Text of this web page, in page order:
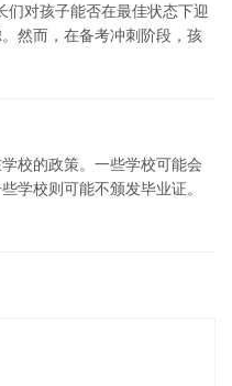
对孩子能否在最佳状态下迎
然而，在备考冲刺阶段，孩
校的政策。一些学校可能会
学校则可能不颁发毕业证。